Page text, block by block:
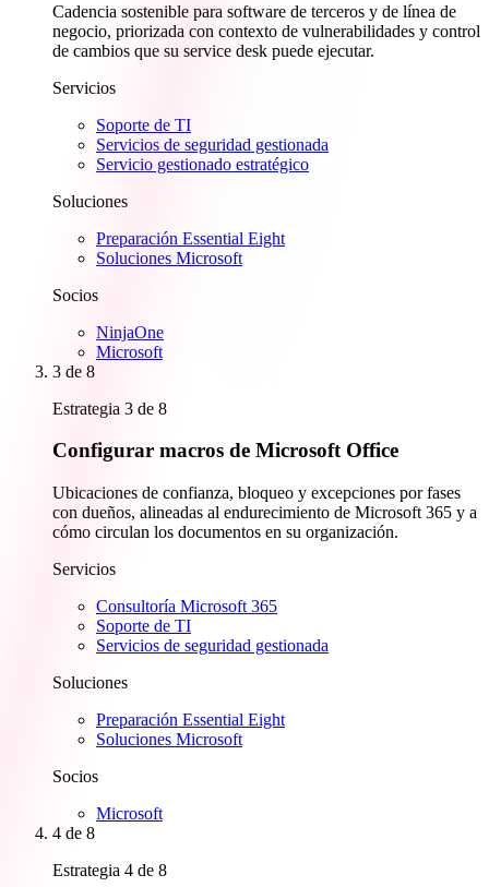
Cadencia sostenible para software de terceros y de línea de
negocio, priorizada con contexto de vulnerabilidades y control
de cambios que su service desk puede ejecutar.
Servicios
Soporte de TI
Servicios de seguridad gestionada
Servicio gestionado estratégico
Soluciones
Preparación Essential Eight
Soluciones Microsoft
Socios
NinjaOne
Microsoft
3 de 8
Estrategia 3 de 8
Configurar macros de Microsoft Office
Ubicaciones de confianza, bloqueo y excepciones por fases
con dueños, alineadas al endurecimiento de Microsoft 365 y a
cómo circulan los documentos en su organización.
Servicios
Consultoría Microsoft 365
Soporte de TI
Servicios de seguridad gestionada
Soluciones
Preparación Essential Eight
Soluciones Microsoft
Socios
Microsoft
4 de 8
Estrategia 4 de 8